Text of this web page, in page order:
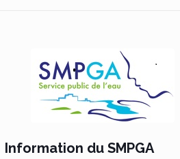
Information du SMPGA